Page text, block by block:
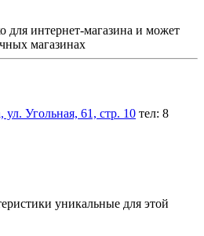
для интернет-магазина и может
магазинах
Угольная, 61, стр. 10 тел: 8
уникальные для этой